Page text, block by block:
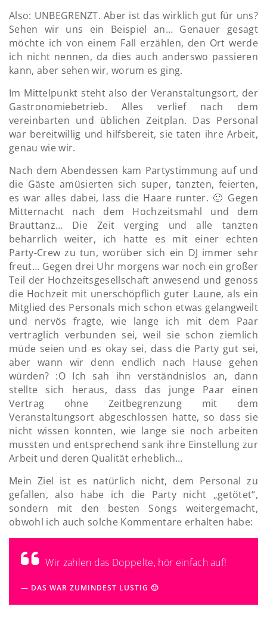
Also: UNBEGRENZT. Aber ist das wirklich gut für uns?
Sehen wir uns ein Beispiel an… Genauer gesagt
möchte ich von einem Fall erzählen, den Ort werde
ich nicht nennen, da dies auch anderswo passieren
kann, aber sehen wir, worum es ging.
Im Mittelpunkt steht also der Veranstaltungsort, der
Gastronomiebetrieb. Alles verlief nach dem
vereinbarten und üblichen Zeitplan. Das Personal
war bereitwillig und hilfsbereit, sie taten ihre Arbeit,
genau wie wir.
Nach dem Abendessen kam Partystimmung auf und
die Gäste amüsierten sich super, tanzten, feierten,
es war alles dabei, lass die Haare runter. 🙂 Gegen
Mitternacht nach dem Hochzeitsmahl und dem
Brauttanz… Die Zeit verging und alle tanzten
beharrlich weiter, ich hatte es mit einer echten
Party-Crew zu tun, worüber sich ein DJ immer sehr
freut… Gegen drei Uhr morgens war noch ein großer
Teil der Hochzeitsgesellschaft anwesend und genoss
die Hochzeit mit unerschöpflich guter Laune, als ein
Mitglied des Personals mich schon etwas gelangweilt
und nervös fragte, wie lange ich mit dem Paar
vertraglich verbunden sei, weil sie schon ziemlich
müde seien und es okay sei, dass die Party gut sei,
aber wann wir denn endlich nach Hause gehen
würden? :O Ich sah ihn verständnislos an, dann
stellte sich heraus, dass das junge Paar einen
Vertrag ohne Zeitbegrenzung mit dem
Veranstaltungsort abgeschlossen hatte, so dass sie
nicht wissen konnten, wie lange sie noch arbeiten
mussten und entsprechend sank ihre Einstellung zur
Arbeit und deren Qualität erheblich…
Mein Ziel ist es natürlich nicht, dem Personal zu
gefallen, also habe ich die Party nicht „getötet“,
sondern mit den besten Songs weitergemacht,
obwohl ich auch solche Kommentare erhalten habe:
Wir zahlen das Doppelte, hör einfach auf!
DAS WAR ZUMINDEST LUSTIG 🙂